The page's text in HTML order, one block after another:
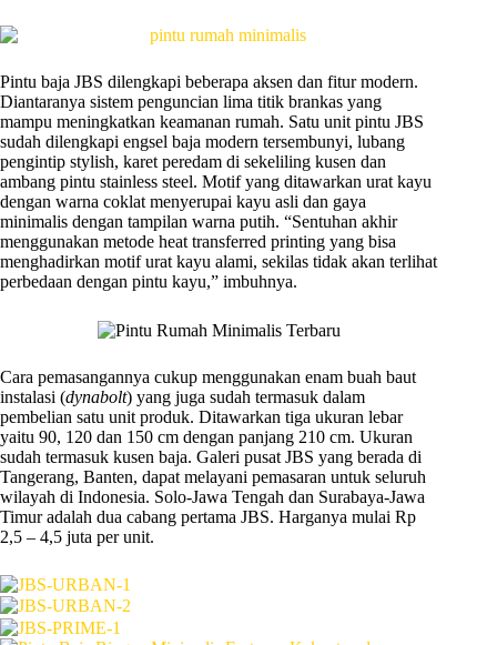
Pintu baja JBS dilengkapi beberapa aksen dan fitur modern.
Diantaranya sistem penguncian lima titik brankas yang
mampu meningkatkan keamanan rumah. Satu unit pintu JBS
sudah dilengkapi engsel baja modern tersembunyi, lubang
pengintip stylish, karet peredam di sekeliling kusen dan
ambang pintu stainless steel. Motif yang ditawarkan urat kayu
dengan warna coklat menyerupai kayu asli dan gaya
minimalis dengan tampilan warna putih. “Sentuhan akhir
menggunakan metode heat transferred printing yang bisa
menghadirkan motif urat kayu alami, sekilas tidak akan terlihat
perbedaan dengan pintu kayu,” imbuhnya.
Cara pemasangannya cukup menggunakan enam buah baut
instalasi (dynabolt) yang juga sudah termasuk dalam
pembelian satu unit produk. Ditawarkan tiga ukuran lebar
yaitu 90, 120 dan 150 cm dengan panjang 210 cm. Ukuran
sudah termasuk kusen baja. Galeri pusat JBS yang berada di
Tangerang, Banten, dapat melayani pemasaran untuk seluruh
wilayah di Indonesia. Solo-Jawa Tengah dan Surabaya-Jawa
Timur adalah dua cabang pertama JBS. Harganya mulai Rp
2,5 – 4,5 juta per unit.